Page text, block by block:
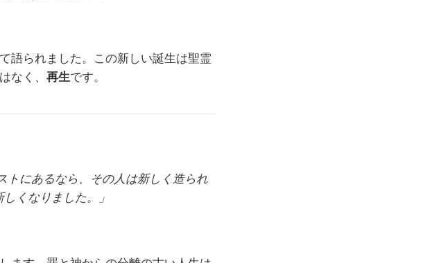
語られました。この新しい誕生は聖霊
なく、 再生です。
トにあるなら、その人は新しく造られ
くなりました。」